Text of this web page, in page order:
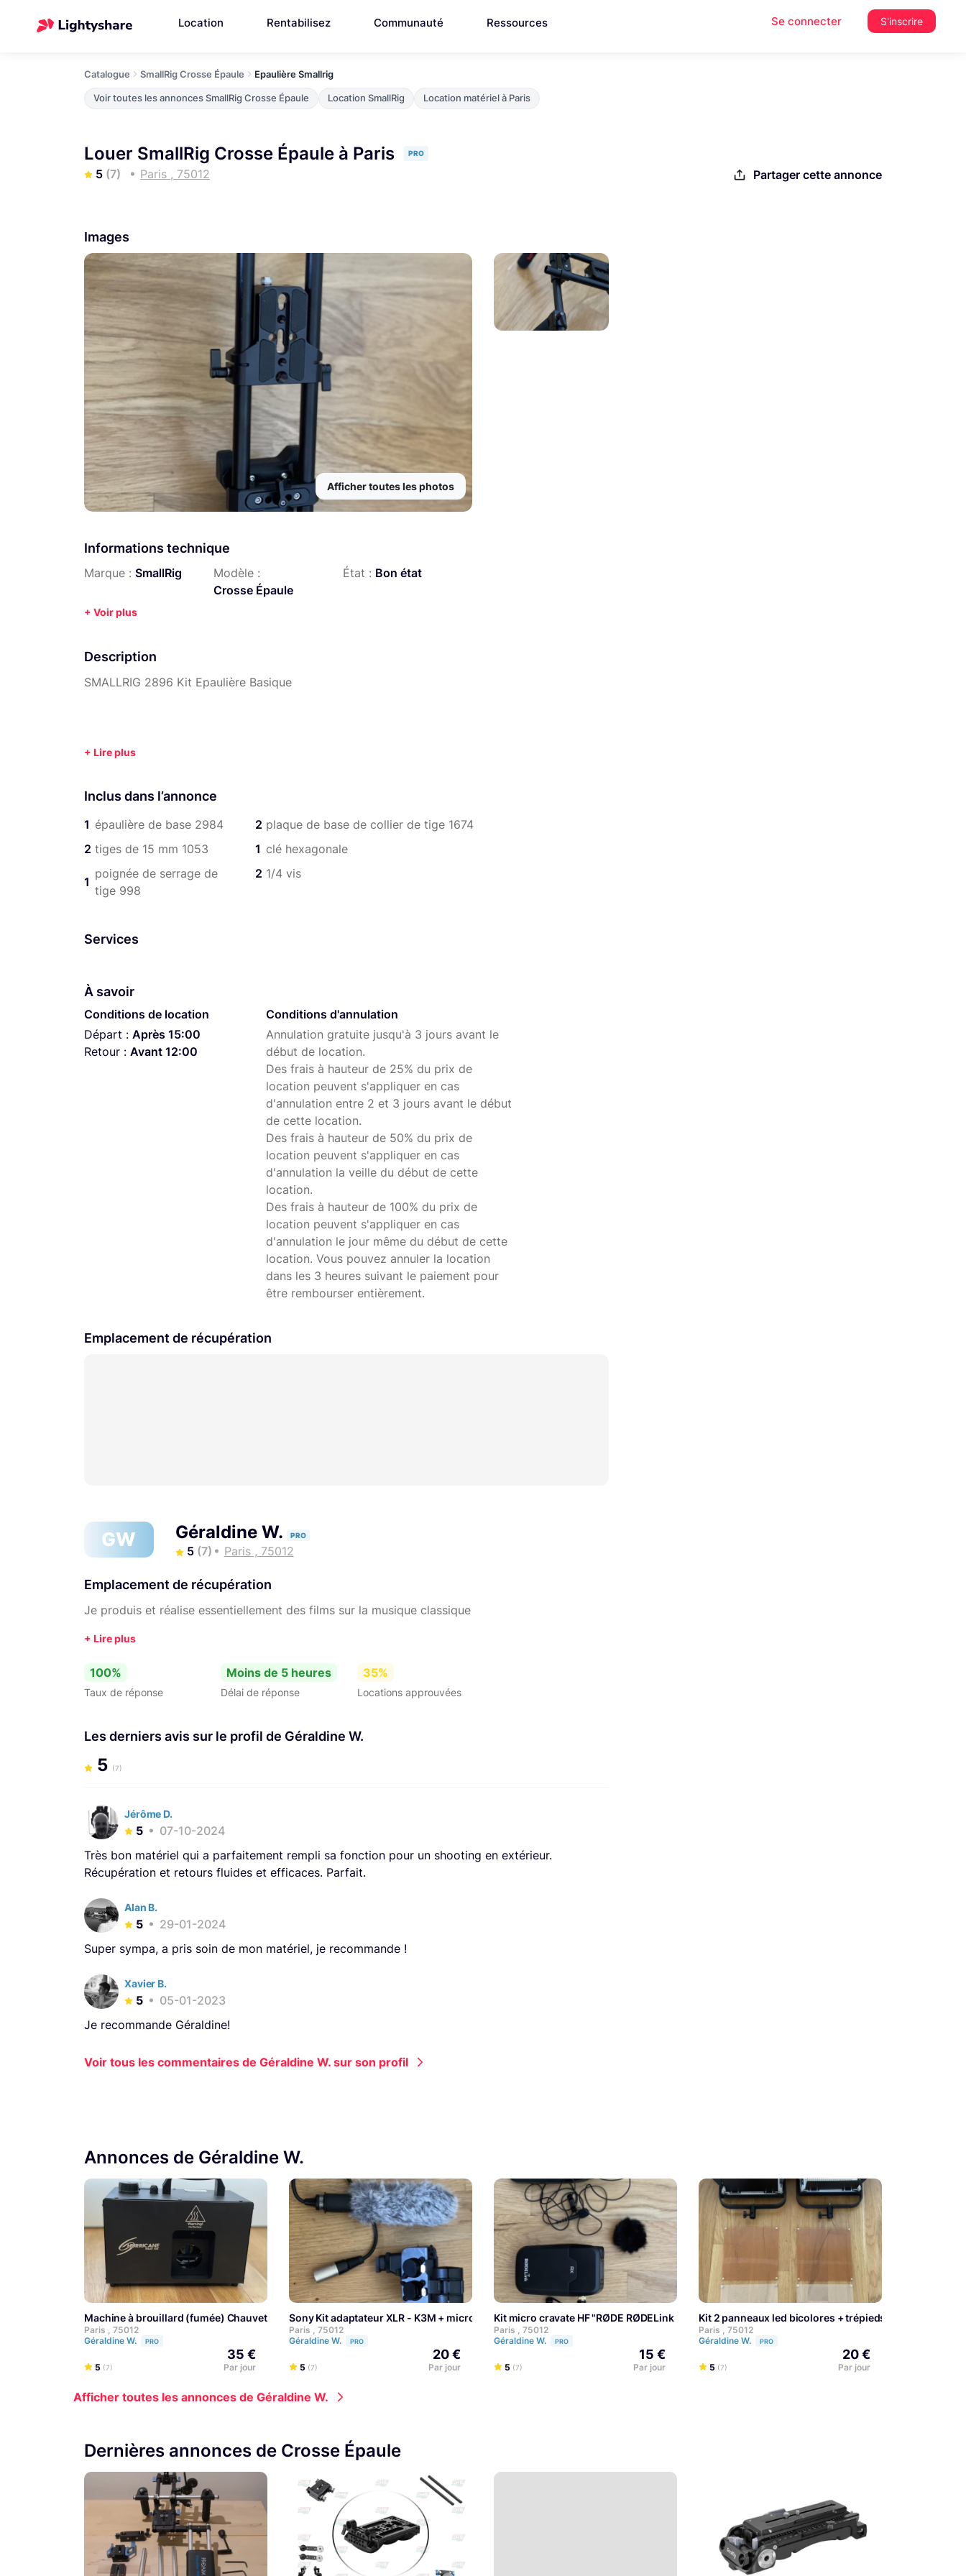
Location Rentabilisez Communauté Ressources Se connecter S'inscrire
Catalogue SmallRig Crosse Épaule Epaulière Smallrig
Voir toutes les annonces SmallRig Crosse Épaule Location SmallRig Location matériel à Paris
Louer SmallRig Crosse Épaule à Paris PRO
5 (7) Paris , 75012 Partager cette annonce
Images
Afficher toutes les photos
Informations technique
Marque : SmallRig
Modèle :
Crosse Épaule
État : Bon état
+ Voir plus
Description
SMALLRIG 2896 Kit Epaulière Basique
Inclus dans l’annonce
1 épaulière de base 2984
2 tiges de 15 mm 1053
1
poignée de serrage de
tige 998
2 plaque de base de collier de tige 1674
1 clé hexagonale
2 1/4 vis
Services
À savoir
Conditions de location
Départ : Après 15:00
Retour : Avant 12:00
Conditions d'annulation
Annulation gratuite jusqu'à 3 jours avant le
début de location.
Des frais à hauteur de 25% du prix de
location peuvent s'appliquer en cas
d'annulation entre 2 et 3 jours avant le début
de cette location.
Des frais à hauteur de 50% du prix de
location peuvent s'appliquer en cas
d'annulation la veille du début de cette
location.
Des frais à hauteur de 100% du prix de
location peuvent s'appliquer en cas
d'annulation le jour même du début de cette
location. Vous pouvez annuler la location
dans les 3 heures suivant le paiement pour
être rembourser entièrement.
Emplacement de récupération
GW Géraldine W. PRO
5 (7) Paris , 75012
Emplacement de récupération
Je produis et réalise essentiellement des films sur la musique classique
100%
Taux de réponse
Moins de 5 heures
Délai de réponse
35%
Locations approuvées
Les derniers avis sur le profil de Géraldine W.
5 (7)
Jérôme D.
5
07-10-2024
Très bon matériel qui a parfaitement rempli sa fonction pour un shooting en extérieur.
Récupération et retours fluides et efficaces. Parfait.
Alan B.
5
29-01-2024
Super sympa, a pris soin de mon matériel, je recommande !
Xavier B.
5
05-01-2023
Je recommande Géraldine!
Voir tous les commentaires de Géraldine W. sur son profil
Annonces de Géraldine W.
Machine à brouillard (fumée) Chauvet Hurricane Haze 1DX
Paris , 75012
Géraldine W.
PRO
5 (7)
35 €
Par jour
Sony Kit adaptateur XLR - K3M + micro
Paris , 75012
Géraldine W.
PRO
5 (7)
20 €
Par jour
Kit micro cravate HF "RØDE RØDELink Filmmaker"
Paris , 75012
Géraldine W.
PRO
5 (7)
15 €
Par jour
Kit 2 panneaux led bicolores + trépieds
Paris , 75012
Géraldine W.
PRO
5 (7)
20 €
Par jour
Afficher toutes les annonces de Géraldine W.
Dernières annonces de Crosse Épaule